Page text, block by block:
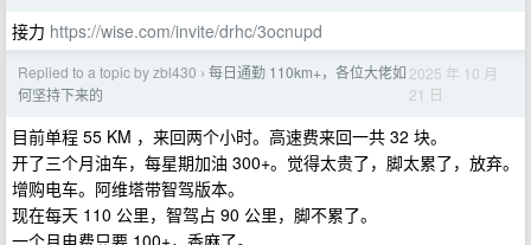
接力 https://wise.com/invite/drhc/3ocnupd
Replied to a topic by zbl430 › 每日通勤 110km+，各位大佬如
何坚持下来的
2025 年 10 月
21 日
目前单程 55 KM ，来回两个小时。高速费来回一共 32 块。
开了三个月油车，每星期加油 300+。觉得太贵了，脚太累了，放弃。
增购电车。阿维塔带智驾版本。
现在每天 110 公里，智驾占 90 公里，脚不累了。
一个月电费只要 100+，香麻了。